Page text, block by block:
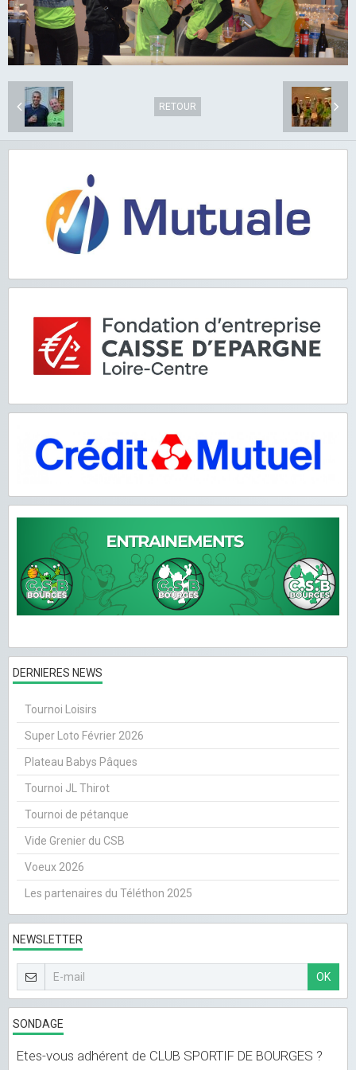
RETOUR
DERNIERES NEWS
Tournoi Loisirs
Super Loto Février 2026
Plateau Babys Pâques
Tournoi JL Thirot
Tournoi de pétanque
Vide Grenier du CSB
Voeux 2026
Les partenaires du Téléthon 2025
NEWSLETTER
OK
SONDAGE
Etes-vous adhérent de CLUB SPORTIF DE BOURGES ?